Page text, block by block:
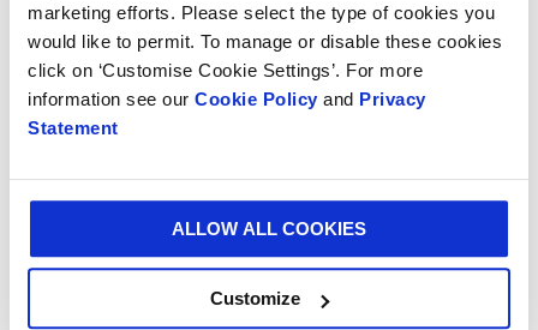
marketing efforts. Please select the type of cookies you
would like to permit. To manage or disable these cookies
click on ‘Customise Cookie Settings’. For more
information see our Cookie Policy and Privacy
Statement
ALLOW ALL COOKIES
Customize
2B: Packaged-Products weighing over 150 lb (68
kg)
2C: Furniture Packages
3A: Parcel Delivery System Shipments 150 lb
(70kg) or Less
3B: Less-Than-Truckload (LTL) Shipment
3E: Similar Packaged-Products in Unitized Loads